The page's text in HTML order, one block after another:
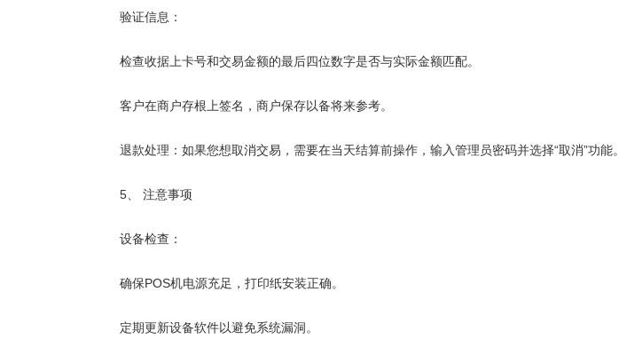
验证信息：
检查收据上卡号和交易金额的最后四位数字是否与实际金额匹配。
客户在商户存根上签名，商户保存以备将来参考。
退款处理：如果您想取消交易，需要在当天结算前操作，输入管理员密码并选择“取消”功能。
5、 注意事项
设备检查：
确保POS机电源充足，打印纸安装正确。
定期更新设备软件以避免系统漏洞。